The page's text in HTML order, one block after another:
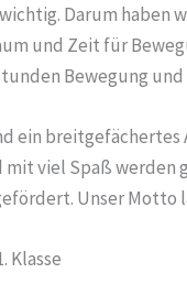
Darum haben
und Zeit für
Bewegung und
ein
viel Spaß werden
Unser Motto
Klasse